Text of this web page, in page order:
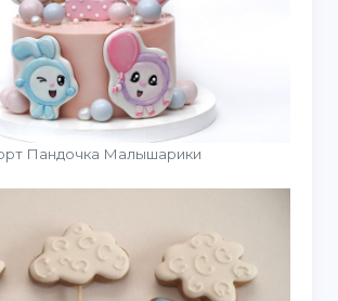
Пандочка Малышарики